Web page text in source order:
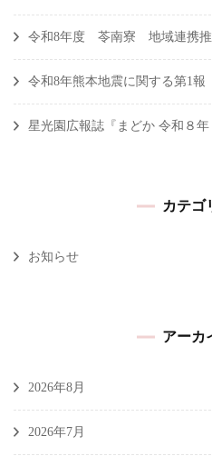
令和8年度 苓南寮 地域連携推
令和8年熊本地震に関する第1報
星光園広報誌『まどか 令和８
カテゴ
お知らせ
アーカ
2026年8月
2026年7月